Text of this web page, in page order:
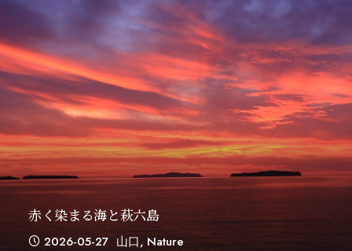
赤く染まる海と萩六島
2026-05-27 山口, Nature